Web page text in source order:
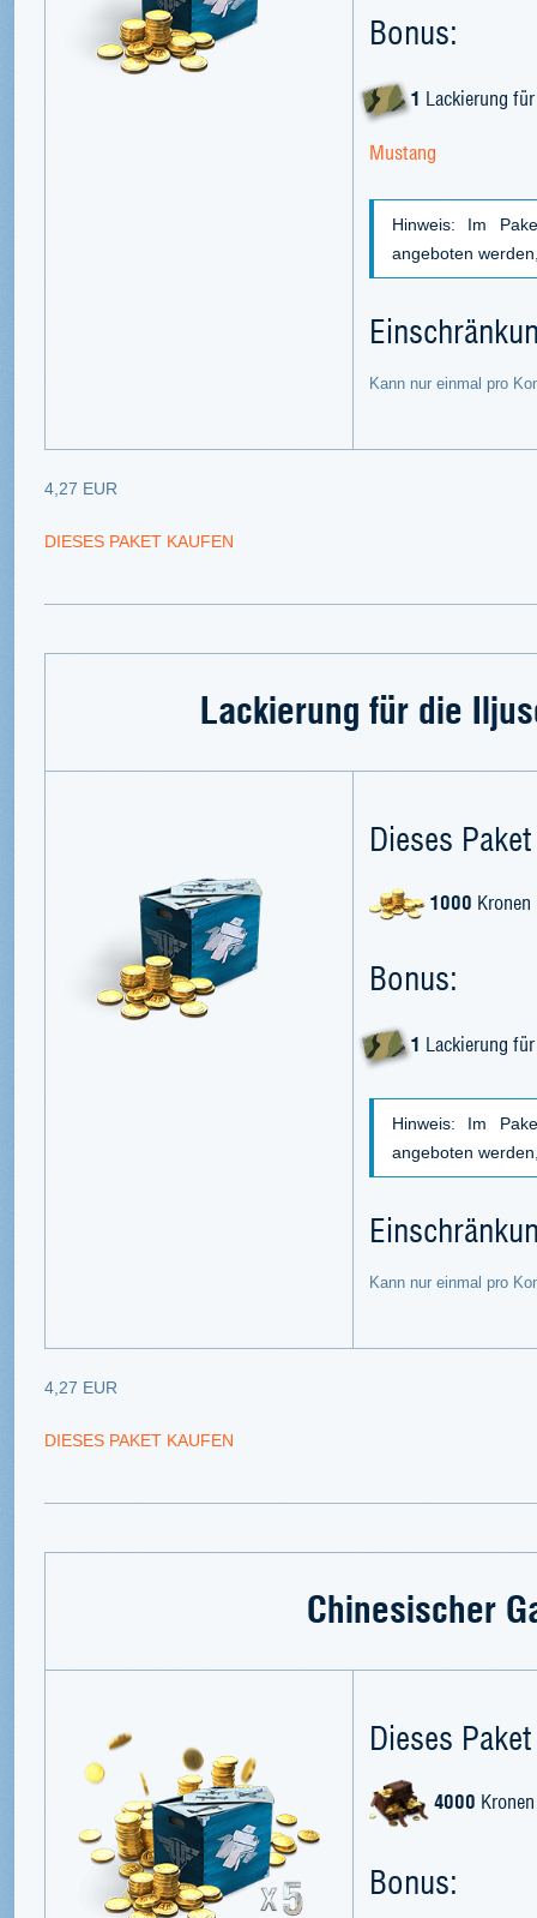
Bonus:
1 Lackierung
Mustang
Hinweis: Im
angeboten
Kann nur einmal pro
4,27 EUR
DIESES PAKET KAUFEN
Lackierung für die
Dieses
1000 Kronen
Bonus:
1 Lackierung
Hinweis: Im
angeboten
Kann nur einmal pro
4,27 EUR
DIESES PAKET KAUFEN
Chinesischer
Dieses
4000 Kronen
Bonus: